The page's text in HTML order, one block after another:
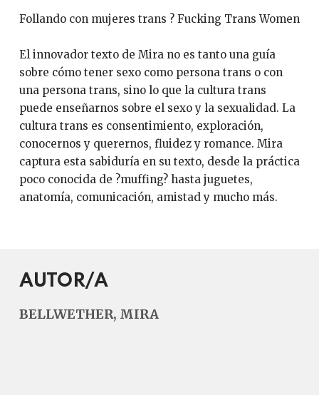
Follando con mujeres trans ? Fucking Trans Women
El innovador texto de Mira no es tanto una guía
sobre cómo tener sexo como persona trans o con
una persona trans, sino lo que la cultura trans
puede enseñarnos sobre el sexo y la sexualidad. La
cultura trans es consentimiento, exploración,
conocernos y querernos, fluidez y romance. Mira
captura esta sabiduría en su texto, desde la práctica
poco conocida de ?muffing? hasta juguetes,
anatomía, comunicación, amistad y mucho más.
AUTOR/A
BELLWETHER, MIRA